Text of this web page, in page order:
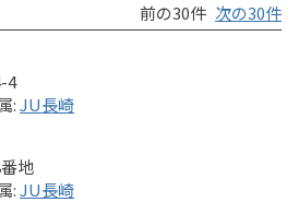
前の30件 次の30件
4
JU長崎
地
JU長崎